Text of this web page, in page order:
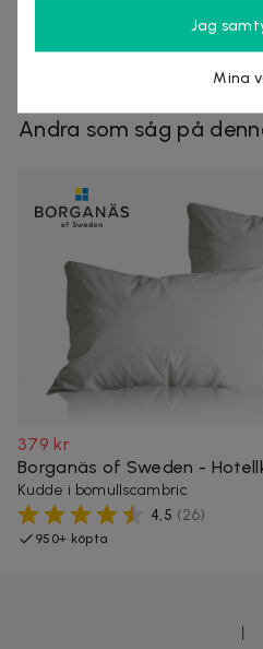
erbjuder gott om
Andra som såg på
379 kr
Borganäs of Sweden -
Kudde i bomullscambric
4,5 (26)
950+ köpta
Jag
Mina